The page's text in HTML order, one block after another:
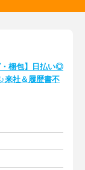
・梱包】日払い◎
来社＆履歴書不